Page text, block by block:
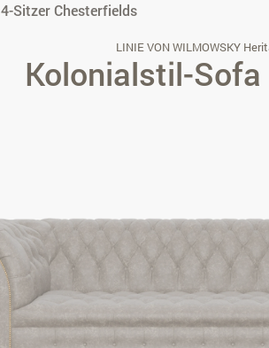
4-Sitzer Chesterfields
LINIE VON WILMOWSKY
Kolonialstil-